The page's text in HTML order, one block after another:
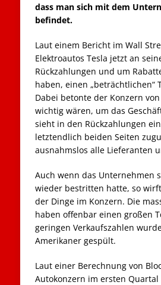
dass man sich mit dem
befindet.
Laut einem Bericht im Wall
Elektroautos Tesla jetzt an
Rückzahlungen und um
haben, einen „beträchtlichen“
Dabei betonte der Konzern
wichtig wären, um das
sieht in den Rückzahlungen
letztendlich beiden Seiten
ausnahmslos alle Lieferanten
Auch wenn das Unternehmen
wieder bestritten hatte, so
der Dinge im Konzern. Die
haben offenbar einen großen
geringen Verkaufszahlen
Amerikaner gespült.
Laut einer Berechnung von
Autokonzern im ersten